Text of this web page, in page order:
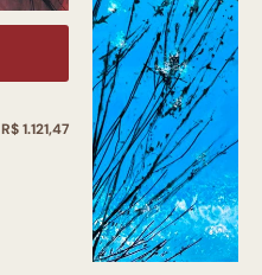
R$ 1.121,47